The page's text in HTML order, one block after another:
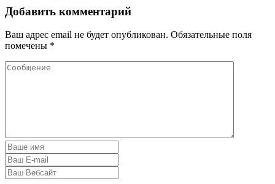
Добавить комментарий
Ваш адрес email не будет опубликован. Обязательные поля
помечены *